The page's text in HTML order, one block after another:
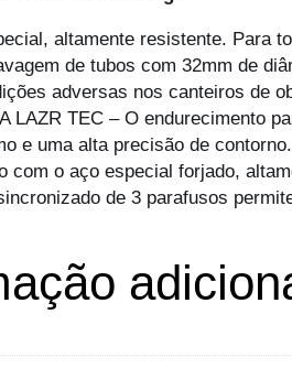
altamente resistente. Para
de tubos com 32mm de
adversas nos canteiros de
LAZR TEC – O endurecimento
e uma alta precisão de contorno.
com o aço especial forjado,
de 3 parafusos